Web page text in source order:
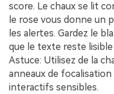
score. Le chaux se lit
le rose vous donne un
les alertes. Gardez le
que le texte reste
Astuce: Utilisez de la
anneaux de
interactifs sensibles.